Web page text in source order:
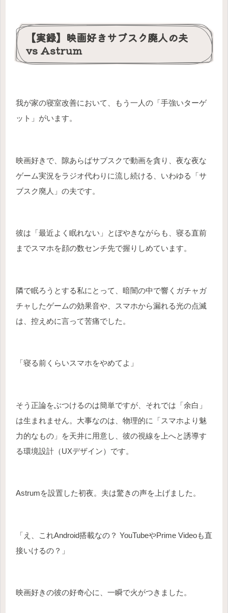
【実録】映画好きサブスク廃人の夫
vs Astrum
我が家の寝室改善において、もう一人の「手強いターゲ
ット」がいます。
映画好きで、隙あらばサブスクで動画を貪り、夜な夜な
ゲーム実況をラジオ代わりに流し続ける、いわゆる「サ
ブスク廃人」の夫です。
彼は「最近よく眠れない」とぼやきながらも、寝る直前
までスマホを顔の数センチ先で握りしめています。
隣で眠ろうとする私にとって、暗闇の中で響くガチャガ
チャしたゲームの効果音や、スマホから漏れる光の点滅
は、控えめに言って苦痛でした。
「寝る前くらいスマホをやめてよ」
そう正論をぶつけるのは簡単ですが、それでは「余白」
は生まれません。大事なのは、物理的に「スマホより魅
力的なもの」を天井に用意し、彼の視線を上へと誘導す
る環境設計（UXデザイン）です。
Astrumを設置した初夜。夫は驚きの声を上げました。
「え、これAndroid搭載なの？ YouTubeやPrime Videoも直
接いけるの？」
映画好きの彼の好奇心に、一瞬で火がつきました。